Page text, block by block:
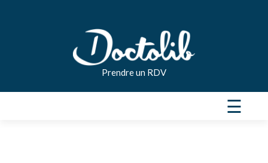
Prendre un RDV
☰